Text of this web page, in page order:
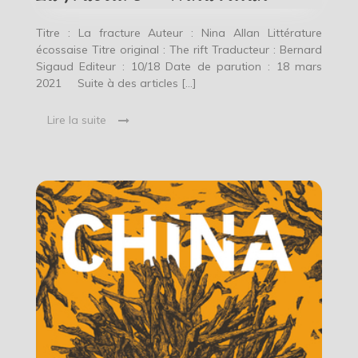
Titre : La fracture Auteur : Nina Allan Littérature
écossaise Titre original : The rift Traducteur : Bernard
Sigaud Editeur : 10/18 Date de parution : 18 mars
2021 Suite à des articles […]
Lire la suite